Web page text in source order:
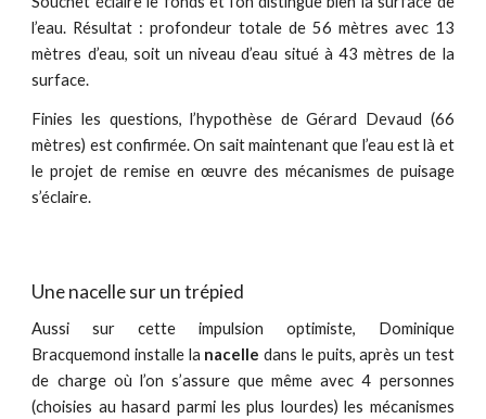
l’eau. Résultat : profondeur totale de 56 mètres avec 13
mètres d’eau, soit un niveau d’eau situé à 43 mètres de la
surface.
Finies les questions, l’hypothèse de Gérard Devaud (66
mètres) est confirmée. On sait maintenant que l’eau est là et
le projet de remise en œuvre des mécanismes de puisage
s’éclaire.
Une nacelle sur un trépied
Aussi sur cette impulsion optimiste, Dominique
Bracquemond installe la nacelledans le puits, après un test
de charge où l’on s’assure que même avec 4 personnes
(choisies au hasard parmi les plus lourdes) les mécanismes